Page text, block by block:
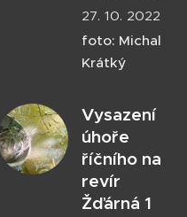
27. 10. 2022
foto: Michal
Krátký
Vysazení
úhoře
říčního na
revír
Žďárná 1